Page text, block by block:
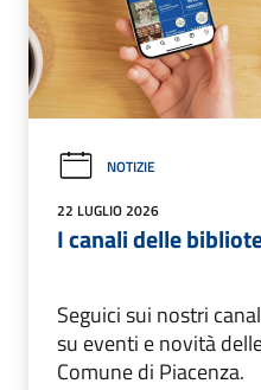
NOTIZIE
22 LUGLIO 2026
I canali delle
Seguici sui nostri
su eventi e novità
Comune di Piacenza.